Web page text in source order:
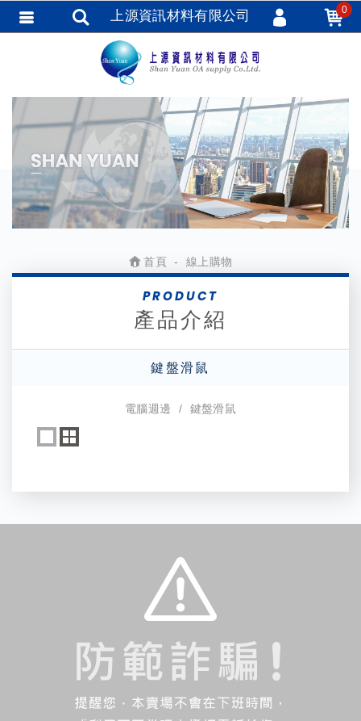
首頁 線上購物
PRODUCT
產品介紹
鍵盤滑鼠
電腦週邊 鍵盤滑鼠
上源資訊材料有限公司 0
會員登入
忘記密碼
訂單查詢
TRACK LISTING追蹤清單
匯款通知